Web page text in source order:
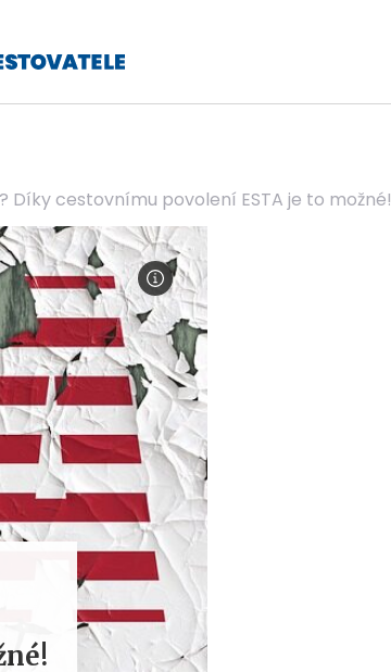
Díky cestovnímu povolení ESTA je to možné!